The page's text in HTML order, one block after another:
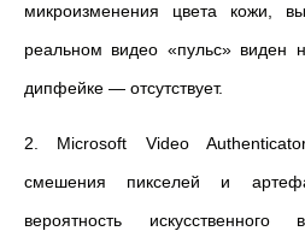
микроизменения цвета кожи,
реальном видео «пульс» виден
дипфейке — отсутствует.
2. Microsoft Video
смешения пикселей и
вероятность искусственного